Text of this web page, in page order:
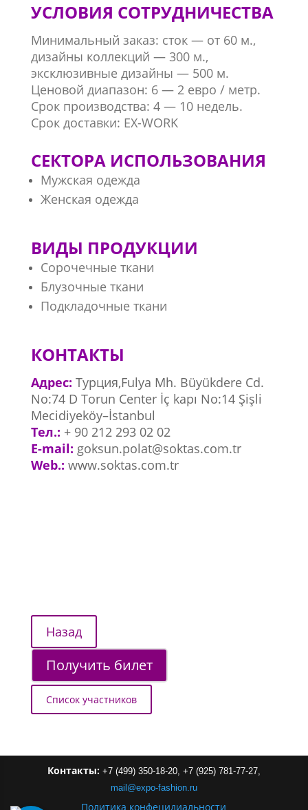
УСЛОВИЯ СОТРУДНИЧЕСТВА
Минимальный заказ: сток — от 60 м.,
дизайны коллекций — 300 м.,
эксклюзивные дизайны — 500 м.
Ценовой диапазон: 6 — 2 евро / метр.
Срок производства: 4 — 10 недель.
Срок доставки: EX-WORK
СЕКТОРА ИСПОЛЬЗОВАНИЯ
Мужская одежда
Женская одежда
ВИДЫ ПРОДУКЦИИ
Сорочечные ткани
Блузочные ткани
Подкладочные ткани
КОНТАКТЫ
Адрес: Турция,Fulya Mh. Büyükdere Cd.
No:74 D Torun Center İç kapı No:14 Şişli
Mecidiyeköy–İstanbul
Тел.: + 90 212 293 02 02
E-mail: goksun.polat@soktas.com.tr
Web.: www.soktas.com.tr
Получить билет
Список участников
Контакты: +7 (499) 350-18-20, +7 (925) 781-77-27,
mail @expo-fashion.ru
Политика конфецидиальности